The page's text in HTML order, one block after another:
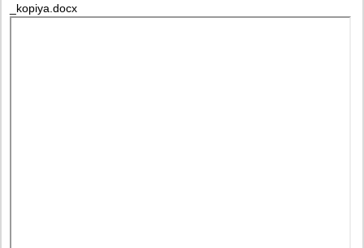
_kopiya.docx